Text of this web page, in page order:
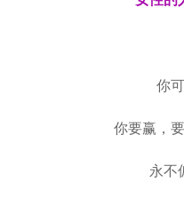
你可
你要赢，要
永不偏